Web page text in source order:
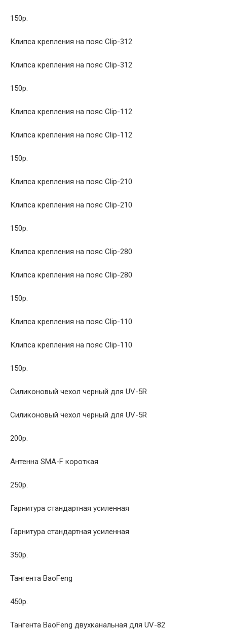
150р.
Клипса крепления на пояс Clip-312
Клипса крепления на пояс Clip-312
150р.
Клипса крепления на пояс Clip-112
Клипса крепления на пояс Clip-112
150р.
Клипса крепления на пояс Clip-210
Клипса крепления на пояс Clip-210
150р.
Клипса крепления на пояс Clip-280
Клипса крепления на пояс Clip-280
150р.
Клипса крепления на пояс Clip-110
Клипса крепления на пояс Clip-110
150р.
Силиконовый чехол черный для UV-5R
Силиконовый чехол черный для UV-5R
200р.
Антенна SMA-F короткая
250р.
Гарнитура стандартная усиленная
Гарнитура стандартная усиленная
350р.
Тангента BaoFeng
450р.
Тангента BaoFeng двухканальная для UV-82